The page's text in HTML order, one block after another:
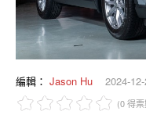
人車軼事
試車報導
專題報導
車型比拼
編輯： Jason Hu 2024-
(0 得